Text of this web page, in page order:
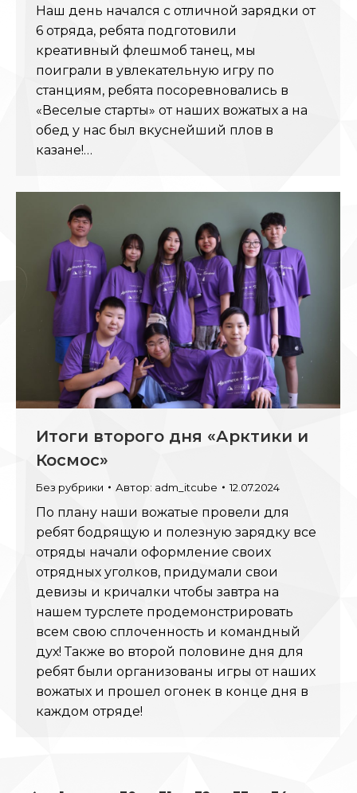
Наш день начался с отличной зарядки от
6 отряда, ребята подготовили
креативный флешмоб танец, мы
поиграли в увлекательную игру по
станциям, ребята посоревновались в
«Веселые старты» от наших вожатых а на
обед у нас был вкуснейший плов в
казане!…
Итоги второго дня «Арктики и
Космос»
Без рубрики Автор: adm_itcube 12.07.2024
По плану наши вожатые провели для
ребят бодрящую и полезную зарядку все
отряды начали оформление своих
отрядных уголков, придумали свои
девизы и кричалки чтобы завтра на
нашем турслете продемонстрировать
всем свою сплоченность и командный
дух! Также во второй половине дня для
ребят были организованы игры от наших
вожатых и прошел огонек в конце дня в
каждом отряде!